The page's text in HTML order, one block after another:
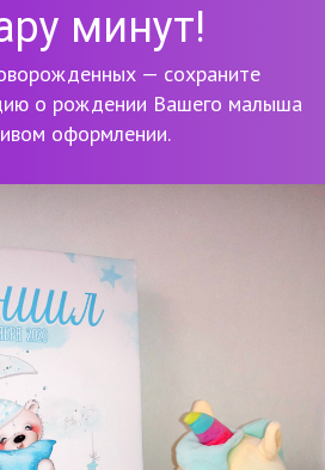
минут!
— сохраните
о рождении Вашего малыша
оформлении.